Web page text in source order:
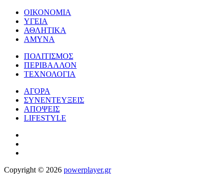
ΟΙΚΟΝΟΜΙΑ
ΥΓΕΙΑ
ΑΘΛΗΤΙΚΑ
ΑΜΥΝΑ
ΠΟΛΙΤΙΣΜΟΣ
ΠΕΡΙΒΑΛΛΟΝ
ΤΕΧΝΟΛΟΓΙΑ
ΑΓΟΡΑ
ΣΥΝΕΝΤΕΥΞΕΙΣ
ΑΠΟΨΕΙΣ
LIFESTYLE
Copyright © 2026 powerplayer.gr